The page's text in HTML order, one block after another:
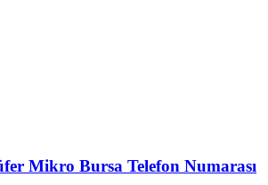
Mikro Bursa Telefon Numarası